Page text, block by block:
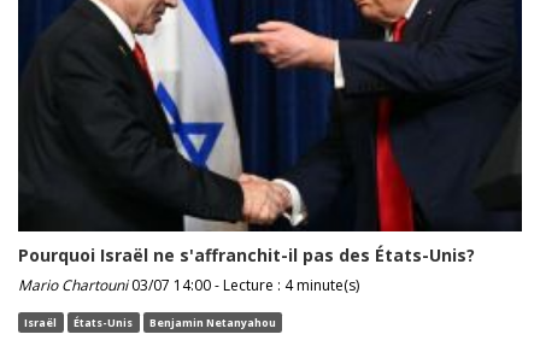
Pourquoi Israël ne s'affranchit-il pas des États-Unis?
Mario Chartouni03/07 14:00 - Lecture : 4 minute(s)
Israël États-Unis Benjamin Netanyahou